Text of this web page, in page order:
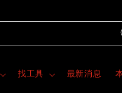
找工具 最新消息